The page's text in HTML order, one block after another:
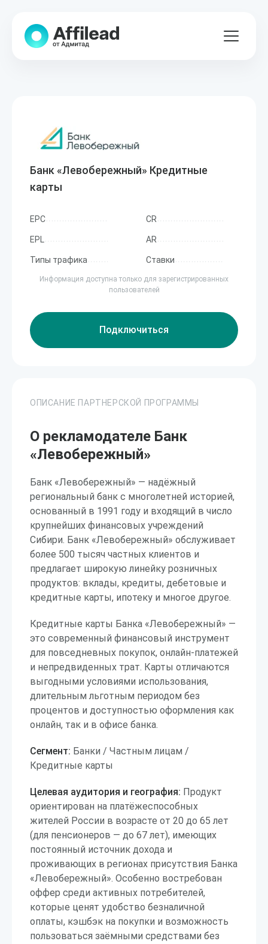
Банк «Левобережный» Кредитные
карты
EPC CR
EPL AR
Типы трафика Ставки
Информация доступна только для зарегистрированных
пользователей
Подключиться
ОПИСАНИЕ ПАРТНЕРСКОЙ ПРОГРАММЫ
О рекламодателе Банк
«Левобережный»
Банк «Левобережный» — надёжный
региональный банк с многолетней историей,
основанный в 1991 году и входящий в число
крупнейших финансовых учреждений
Сибири. Банк «Левобережный» обслуживает
более 500 тысяч частных клиентов и
предлагает широкую линейку розничных
продуктов: вклады, кредиты, дебетовые и
кредитные карты, ипотеку и многое другое.
Кредитные карты Банка «Левобережный» —
это современный финансовый инструмент
для повседневных покупок, онлайн-платежей
и непредвиденных трат. Карты отличаются
выгодными условиями использования,
длительным льготным периодом без
процентов и доступностью оформления как
онлайн, так и в офисе банка.
Сегмент: Банки / Частным лицам /
Кредитные карты
Целевая аудитория и география: Продукт
ориентирован на платёжеспособных
жителей России в возрасте от 20 до 65 лет
(для пенсионеров — до 67 лет), имеющих
постоянный источник дохода и
проживающих в регионах присутствия Банка
«Левобережный». Особенно востребован
оффер среди активных потребителей,
которые ценят удобство безналичной
оплаты, кэшбэк на покупки и возможность
пользоваться заёмными средствами без